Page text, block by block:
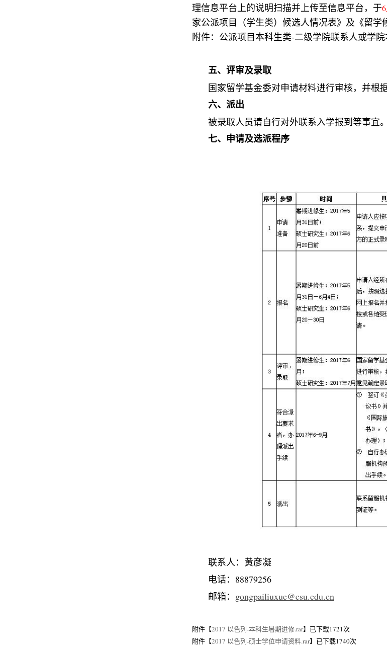
理信息平台上的说明扫描并上传至信息平台，于6
家公派项目（学生类）候选人情况表》及《留
附件：公派项目本科生类-二级学院联系人或学院
五、评审及录取
国家留学基金委对申请材料进行审核，并根
六、派出
被录取人员请自行对外联系入学报到等事宜
七、申请及选派程序
联系人：黄彦凝
电话： 88879256
邮箱： gongpailiuxue@csu.edu.cn
附件【2017 以色列-本科生暑期进修.rar】已下载1721次
附件【2017 以色列-硕士学位申请资料.rar】已下载1740次